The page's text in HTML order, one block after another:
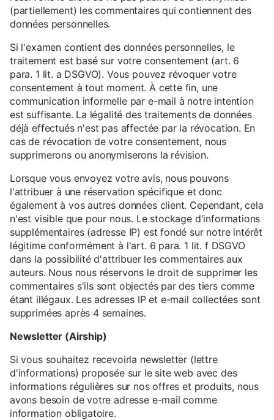
(partiellement) les commentaires qui contiennent des
données personnelles.
Si l'examen contient des données personnelles, le
traitement est basé sur votre consentement (art. 6
para. 1 lit. a DSGVO). Vous pouvez révoquer votre
consentement à tout moment. À cette fin, une
communication informelle par e-mail à notre intention
est suffisante. La légalité des traitements de données
déjà effectués n'est pas affectée par la révocation. En
cas de révocation de votre consentement, nous
supprimerons ou anonymiserons la révision.
Lorsque vous envoyez votre avis, nous pouvons
l'attribuer à une réservation spécifique et donc
également à vos autres données client. Cependant, cela
n'est visible que pour nous. Le stockage d'informations
supplémentaires (adresse IP) est fondé sur notre intérêt
légitime conformément à l'art. 6 para. 1 lit. f DSGVO
dans la possibilité d'attribuer les commentaires aux
auteurs. Nous nous réservons le droit de supprimer les
commentaires s'ils sont objectés par des tiers comme
étant illégaux. Les adresses IP et e-mail collectées sont
supprimées après 4 semaines.
Newsletter (Airship)
Si vous souhaitez recevoirla newsletter (lettre
d'informations) proposée sur le site web avec des
informations régulières sur nos offres et produits, nous
avons besoin de votre adresse e-mail comme
information obligatoire.